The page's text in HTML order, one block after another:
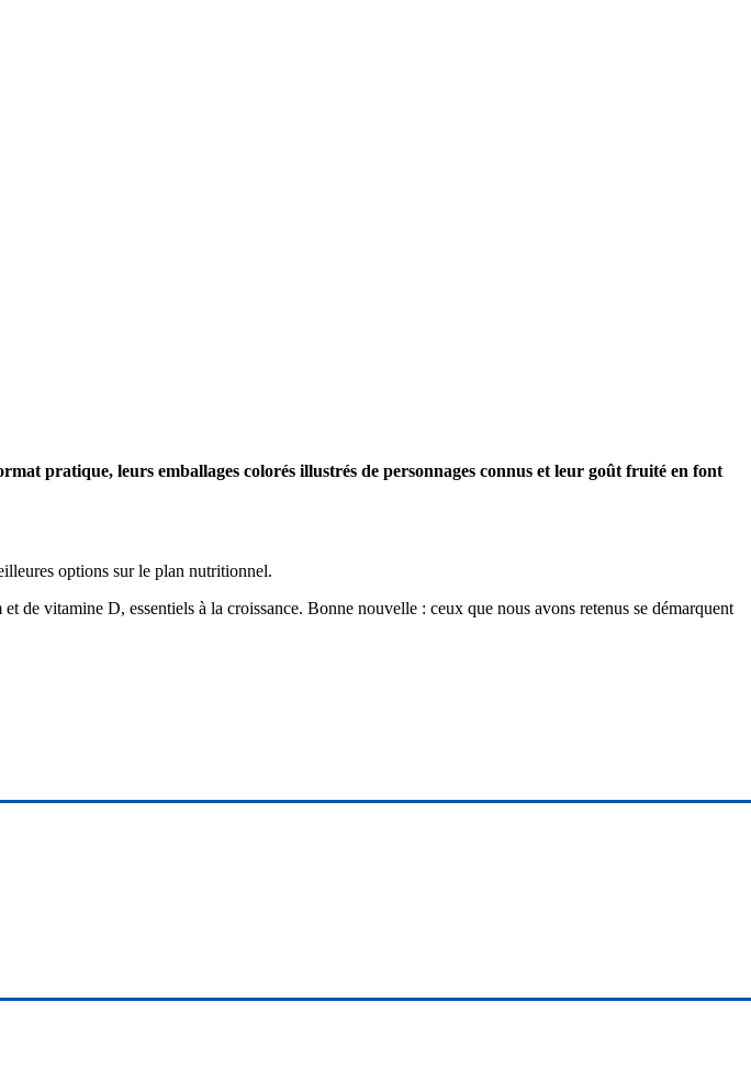
pratique, leurs emballages colorés illustrés de personnages connus et leur goût fruité en font
options sur le plan nutritionnel.
de vitamine D, essentiels à la croissance. Bonne nouvelle : ceux que nous avons retenus se démarquent